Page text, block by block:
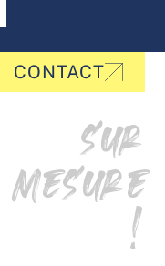
CONTACT
sur
mesure
!